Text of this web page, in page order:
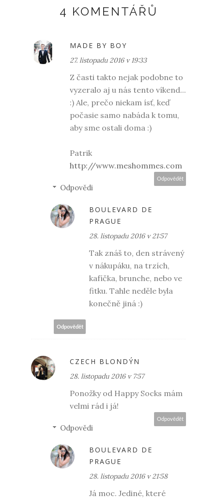
4 KOMENTÁŘŮ
MADE BY BOY
27. listopadu 2016 v 19:33
Z časti takto nejak podobne to
vyzeralo aj u nás tento víkend...
:) Ale, prečo niekam ísť, keď
počasie samo nabáda k tomu,
aby sme ostali doma :)
Patrik
http://www.meshommes.com
Odpovědět
Odpovědi
BOULEVARD DE
PRAGUE
28. listopadu 2016 v 21:57
Tak znáš to, den strávený
v nákupáku, na trzích,
kafíčka, brunche, nebo ve
fitku. Tahle neděle byla
konečně jiná :)
Odpovědět
CZECH BLONDÝN
28. listopadu 2016 v 7:57
Ponožky od Happy Socks mám
velmi rád i já!
Odpovědět
Odpovědi
BOULEVARD DE
PRAGUE
28. listopadu 2016 v 21:58
Já moc. Jediné, které